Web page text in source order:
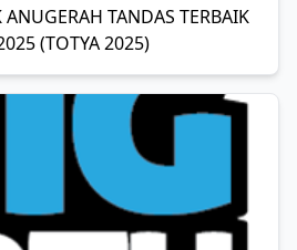
ANUGERAH TANDAS TERBAIK
(TOTYA 2025)